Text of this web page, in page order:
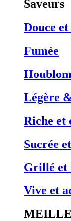
Saveurs
Douce
Fumée
Légère
Riche et
Sucrée
Grillé et
Vive et